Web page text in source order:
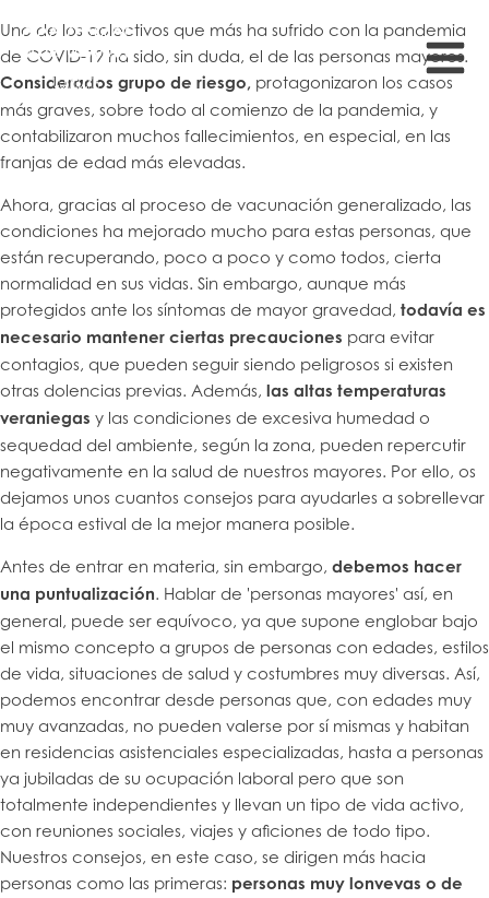
Uno de los colectivos que más ha sufrido con la pandemia
de COVID-19 ha sido, sin duda, el de las personas mayores.
Considerados grupo de riesgo, protagonizaron los casos
más graves, sobre todo al comienzo de la pandemia, y
contabilizaron muchos fallecimientos, en especial, en las
franjas de edad más elevadas.
Ahora, gracias al proceso de vacunación generalizado, las
condiciones ha mejorado mucho para estas personas, que
están recuperando, poco a poco y como todos, cierta
normalidad en sus vidas. Sin embargo, aunque más
protegidos ante los síntomas de mayor gravedad, todavía es
necesario mantener ciertas precauciones para evitar
contagios, que pueden seguir siendo peligrosos si existen
otras dolencias previas. Además, las altas temperaturas
veraniegas y las condiciones de excesiva humedad o
sequedad del ambiente, según la zona, pueden repercutir
negativamente en la salud de nuestros mayores. Por ello, os
dejamos unos cuantos consejos para ayudarles a sobrellevar
la época estival de la mejor manera posible.
Antes de entrar en materia, sin embargo, debemos hacer
una puntualización. Hablar de 'personas mayores' así, en
general, puede ser equívoco, ya que supone englobar bajo
el mismo concepto a grupos de personas con edades, estilos
de vida, situaciones de salud y costumbres muy diversas. Así,
podemos encontrar desde personas que, con edades muy
muy avanzadas, no pueden valerse por sí mismas y habitan
en residencias asistenciales especializadas, hasta a personas
ya jubiladas de su ocupación laboral pero que son
totalmente independientes y llevan un tipo de vida activo,
con reuniones sociales, viajes y aficiones de todo tipo.
Nuestros consejos, en este caso, se dirigen más hacia
personas como las primeras: personas muy lonvevas o de